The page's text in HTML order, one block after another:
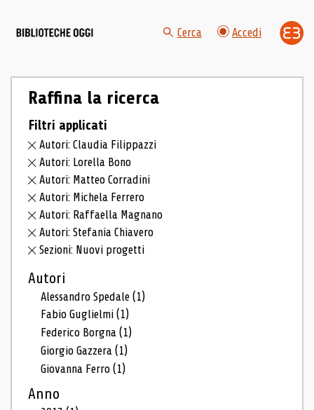
Cerca Accedi
Raffina la ricerca
Filtri applicati
Autori: Claudia Filippazzi
Autori: Lorella Bono
Autori: Matteo Corradini
Autori: Michela Ferrero
Autori: Raffaella Magnano
Autori: Stefania Chiavero
Sezioni: Nuovi progetti
Autori
Alessandro Spedale(1)
Fabio Guglielmi(1)
Federico Borgna(1)
Giorgio Gazzera(1)
Giovanna Ferro(1)
Anno